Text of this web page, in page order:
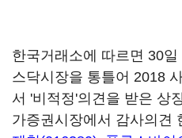
한국거래소에 따르면 30
스닥시장을 통틀어 2018
서 '비적정'의견을 받은 상
가증권시장에서 감사의견